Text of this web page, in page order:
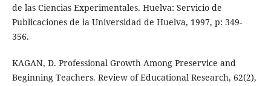
de las Ciencias Experimentales. Huelva: Servicio de
Publicaciones de la Universidad de Huelva, 1997, p: 349-
356.
KAGAN, D. Professional Growth Among Preservice and
Beginning Teachers. Review of Educational Research, 62(2),